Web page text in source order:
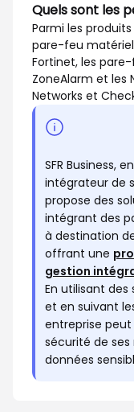
Quels sont les
Parmi les
pare-feu
Fortinet, les
ZoneAlarm et les
Networks et
SFR Business,
intégrateur de
propose des
intégrant des
à destination
offrant une
gestion
En utilisant
et en suivant
entreprise
sécurité de
données